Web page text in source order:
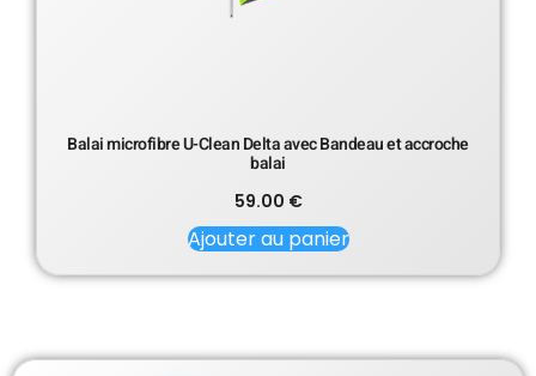
Balai microfibre U-Clean Delta avec Bandeau et accroche
balai
59.00 €
Ajouter au panier